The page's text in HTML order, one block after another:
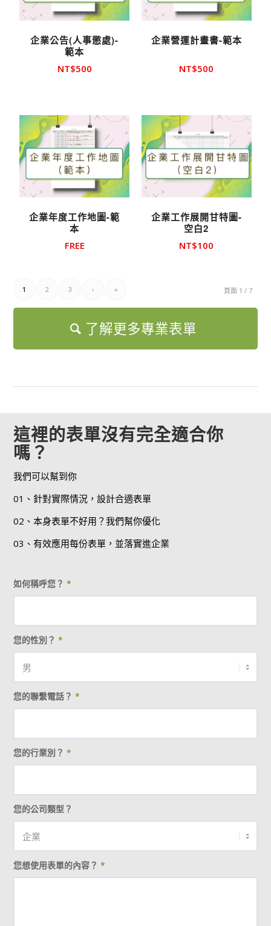
企業公告(人事懲處)-
範本
NT$500
企業營運計畫書-範本
NT$500
企業年度工作地圖-範
本
FREE
企業工作展開甘特圖-
空白2
NT$100
頁面 1 / 7
1 2 3 › »
了解更多專業表單
這裡的表單沒有完全適合你
嗎？
我們可以幫到你
01、針對實際情況，設計合適表單
02、本身表單不好用？我們幫你優化
03、有效應用每份表單，並落實進企業
如何稱呼您？*
您的性別？*
您的聯繫電話？*
您的行業別？*
您的公司類型？
您想使用表單的內容？*